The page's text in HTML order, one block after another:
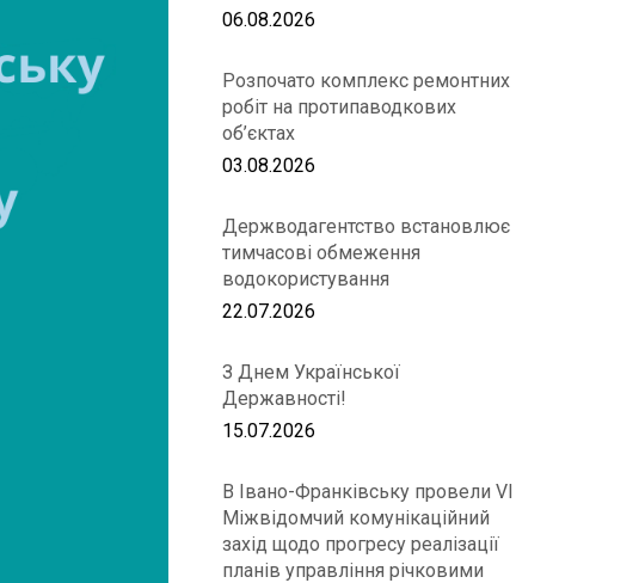
06.08.2026
Розпочато комплекс ремонтних
робіт на протипаводкових
об’єктах
03.08.2026
Держводагентство встановлює
тимчасові обмеження
водокористування
22.07.2026
З Днем Української
Державності!
15.07.2026
В Івано-Франківську провели VІ
Міжвідомчий комунікаційний
захід щодо прогресу реалізації
планів управління річковими